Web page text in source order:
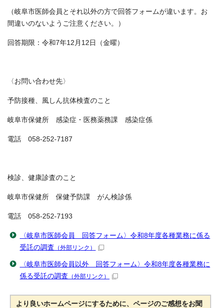
（岐阜市医師会員とそれ以外の方で回答フォームが違います。お
間違いのないようご注意ください。）
回答期限：令和7年12月12日（金曜）
〈お問い合わせ先〉
予防接種、風しん抗体検査のこと
岐阜市保健所 感染症・医務薬務課 感染症係
電話 058-252-7187
検診、健康診査のこと
岐阜市保健所 保健予防課 がん検診係
電話 058-252-7193
〈岐阜市医師会員 回答フォーム〉令和8年度各種業務に係る
受託の調査 （外部リンク）
〈岐阜市医師会員以外 回答フォーム〉令和8年度各種業務に
係る受託の調査 （外部リンク）
より良いホームページにするために、ページのご感想をお聞